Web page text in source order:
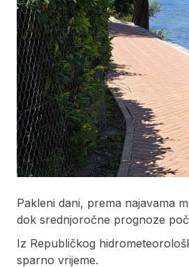
Pakleni dani, prema najavama
dok srednjoročne prognoze
Iz Republičkog
sparno vrijeme.